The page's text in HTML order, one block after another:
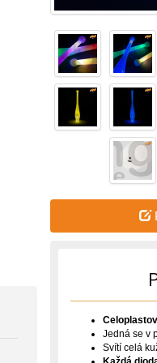
Jedná se v
Svítí celá